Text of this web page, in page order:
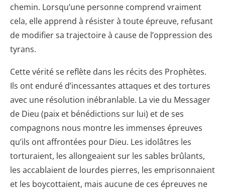
chemin. Lorsqu’une personne comprend vraiment
cela, elle apprend à résister à toute épreuve, refusant
de modifier sa trajectoire à cause de l’oppression des
tyrans.
Cette vérité se reflète dans les récits des Prophètes.
Ils ont enduré d’incessantes attaques et des tortures
avec une résolution inébranlable. La vie du Messager
de Dieu (paix et bénédictions sur lui) et de ses
compagnons nous montre les immenses épreuves
qu’ils ont affrontées pour Dieu. Les idolâtres les
torturaient, les allongeaient sur les sables brûlants,
les accablaient de lourdes pierres, les emprisonnaient
et les boycottaient, mais aucune de ces épreuves ne